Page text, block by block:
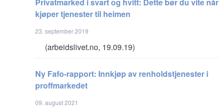
kjøper tjenester til heimen
23. september 2019
(arbeidslivet.no, 19.09.19)
Ny Fafo-rapport: Innkjøp av renholdstjenester i
proffmarkedet
09. august 2021